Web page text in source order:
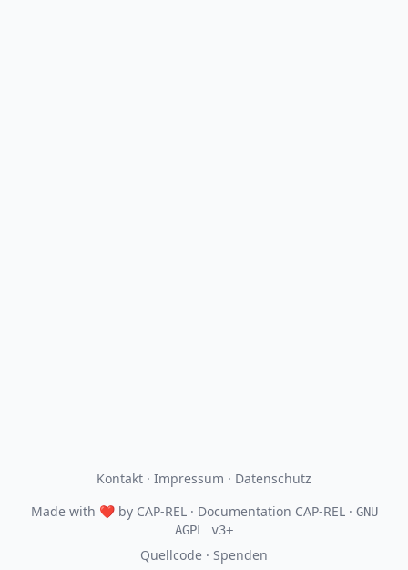
Kontakt · Impressum · Datenschutz
Made with ❤by CAP-REL· Documentation CAP-REL · GNU
AGPL v3+
Quellcode · Spenden